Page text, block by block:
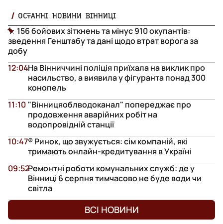
ОСТАННІ НОВИНИ ВІННИЦІ
156 бойових зіткнень та мінус 910 окупантів:
зведення Генштабу та дані щодо втрат ворога за
добу
На Вінниччині поліція приїхала на виклик про
насильство, а виявила у фігуранта понад 300
конопель
12:04
"Вінницяоблводоканал" попереджає про
продовження аварійних робіт на
водопровідній станції
11:10
® Ринок, що звужується: сім компаній, які
тримають онлайн-кредитування в Україні
10:47
Ремонтні роботи комунальних служб: де у
Вінниці 6 серпня тимчасово не буде води чи
світла
09:52
ВСІ НОВИНИ